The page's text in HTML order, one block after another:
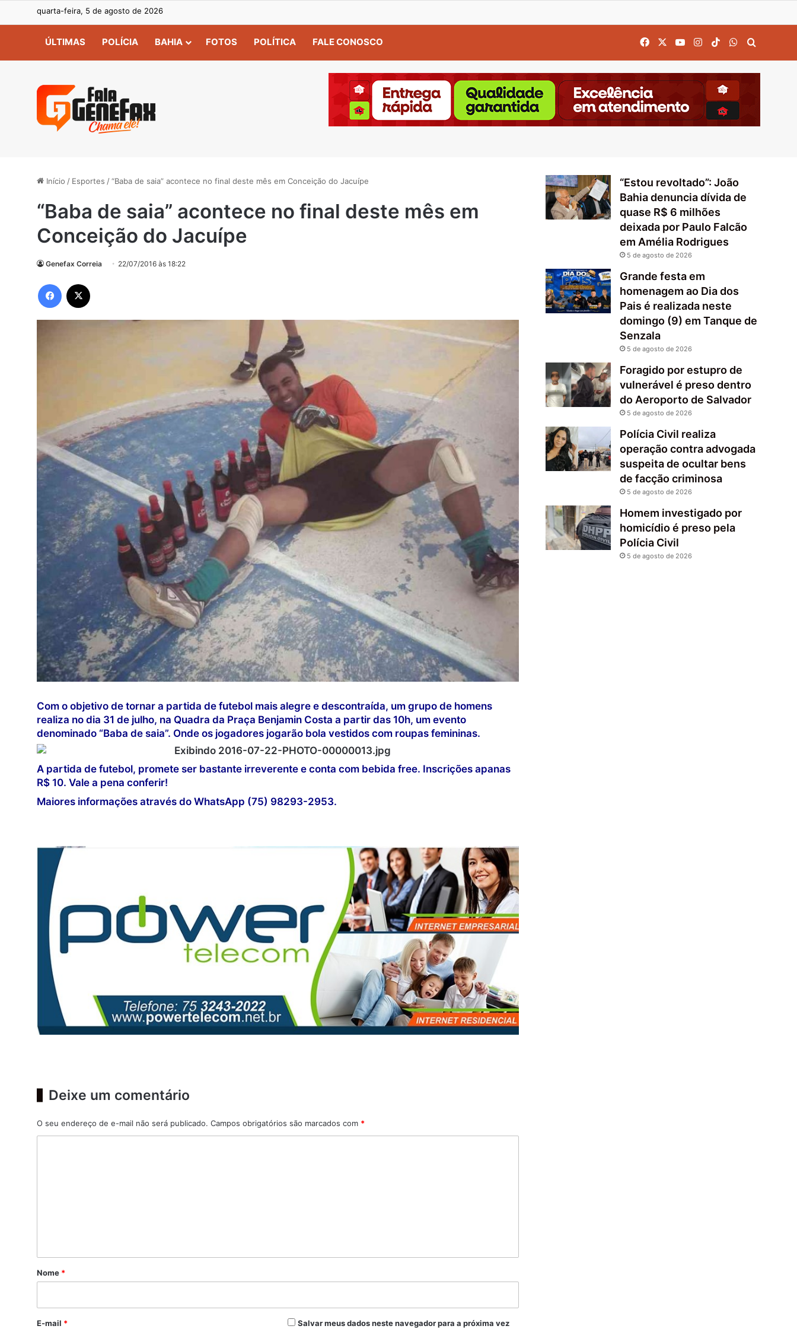
quarta-feira, 5 de agosto de 2026
ÚLTIMAS POLÍCIA BAHIA FOTOS POLÍTICA FALE CONOSCO FacebookYouTubeInstagram
TikTokWhatsApp
Início / Esportes /“Baba de saia” acontece no final deste mês em Conceição do Jacuípe
“Baba de saia” acontece no final deste mês em
Conceição do Jacuípe
Genefax Correia 22/07/2016 às 18:22
Facebook
Com o objetivo de tornar a partida de futebol mais alegre e descontraída, um grupo de homens
realiza no dia 31 de julho, na Quadra da Praça Benjamin Costa a partir das 10h, um evento
denominado “Baba de saia”. Onde os jogadores jogarão bola vestidos com roupas femininas.
A partida de futebol, promete ser bastante irreverente e conta com bebida free. Inscrições apanas
R$ 10. Vale a pena conferir!
Maiores informações através do WhatsApp (75) 98293-2953.
Deixe um comentário
O seu endereço de e-mail não será publicado. Campos obrigatórios são marcados com *
r
*
Nome *
E-mail * Salvar meus dados neste navegador para a próxima vez
“Estou revoltado”: João
Bahia denuncia dívida de
quase R$ 6 milhões
deixada por Paulo Falcão
em Amélia Rodrigues
5 de agosto de 2026
Grande festa em
homenagem ao Dia dos
Pais é realizada neste
domingo (9) em Tanque de
Senzala
5 de agosto de 2026
Foragido por estupro de
vulnerável é preso dentro
do Aeroporto de Salvador
5 de agosto de 2026
Polícia Civil realiza
operação contra advogada
suspeita de ocultar bens
de facção criminosa
5 de agosto de 2026
Homem investigado por
homicídio é preso pela
Polícia Civil
5 de agosto de 2026